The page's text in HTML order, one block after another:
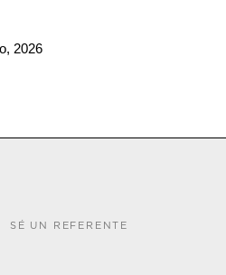
2026
SÉ UN REFERENTE